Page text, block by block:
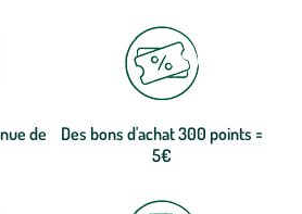
de
Des bons d'achat 300 points =
5€